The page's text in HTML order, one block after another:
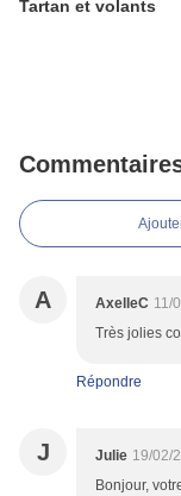
Tartan et volants
A AxelleC 11/
Très jolies
Répondre
J Julie 19/02/
Bonjour,